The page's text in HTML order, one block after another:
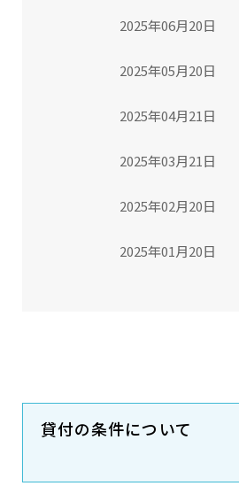
2025年06月20日
2025年05月20日
2025年04月21日
2025年03月21日
2025年02月20日
2025年01月20日
貸付の条件について